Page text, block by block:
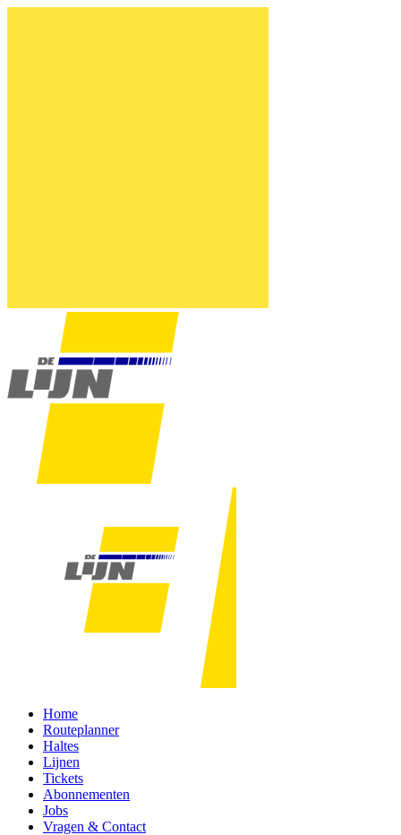
Home
Routeplanner
Haltes
Lijnen
Tickets
Abonnementen
Jobs
Vragen & Contact